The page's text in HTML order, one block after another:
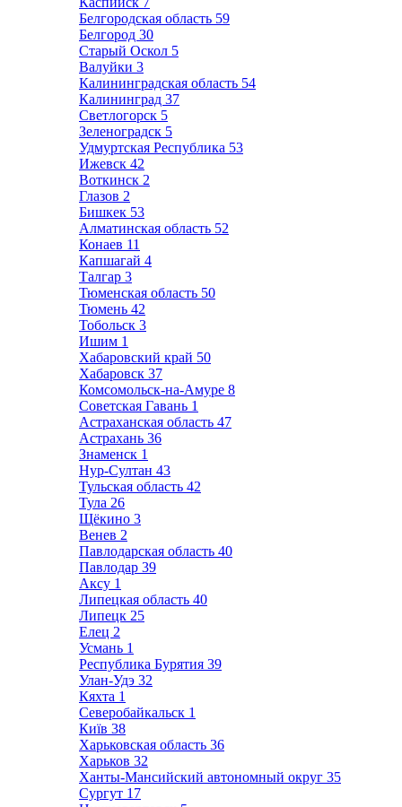
Белгородская область 59
Белгород 30
Старый Оскол 5
Валуйки 3
Калининградская область 54
Калининград 37
Светлогорск 5
Зеленоградск 5
Удмуртская Республика 53
Ижевск 42
Воткинск 2
Глазов 2
Бишкек 53
Алматинская область 52
Конаев 11
Капшагай 4
Талгар 3
Тюменская область 50
Тюмень 42
Тобольск 3
Ишим 1
Хабаровский край 50
Хабаровск 37
Комсомольск-на-Амуре 8
Советская Гавань 1
Астраханская область 47
Астрахань 36
Знаменск 1
Нур-Султан 43
Тульская область 42
Тула 26
Щёкино 3
Венев 2
Павлодарская область 40
Павлодар 39
Аксу 1
Липецкая область 40
Липецк 25
Елец 2
Усмань 1
Республика Бурятия 39
Улан-Удэ 32
Кяхта 1
Северобайкальск 1
Київ 38
Харьковская область 36
Харьков 32
Ханты-Мансийский автономный округ 35
Сургут 17